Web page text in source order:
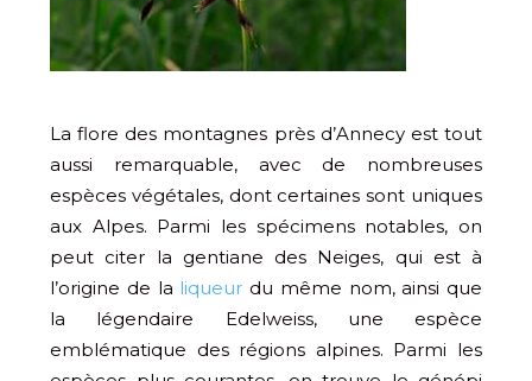
La flore des montagnes près d’Annecy est tout
aussi remarquable, avec de nombreuses
espèces végétales, dont certaines sont uniques
aux Alpes. Parmi les spécimens notables, on
peut citer la gentiane des Neiges, qui est à
l’origine de la liqueur du même nom, ainsi que
la légendaire Edelweiss, une espèce
emblématique des régions alpines. Parmi les